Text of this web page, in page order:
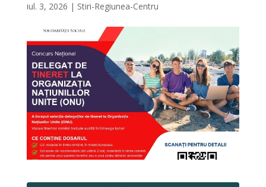
iul. 3, 2026 | Stiri-Regiunea-Centru